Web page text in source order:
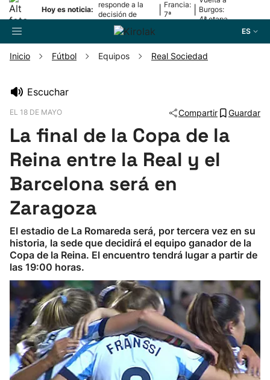
Hoy es noticia:
responde a la
decisión de
Oriamendi
Francia:
7ª
Burgos:
4ª etapa
ES
Pelota
Remo
Baloncesto
Ciclismo
Herri-kirolak
Balonmano
Kirolak 360
Inicio Fútbol Equipos Real Sociedad
Escuchar
EL 18 DE MAYO Compartir Guardar
La final de la Copa de la
Reina entre la Real y el
Barcelona será en
Zaragoza
El estadio de La Romareda será, por tercera vez en su
historia, la sede que decidirá el equipo ganador de la
Copa de la Reina. El encuentro tendrá lugar a partir de
las 19:00 horas.